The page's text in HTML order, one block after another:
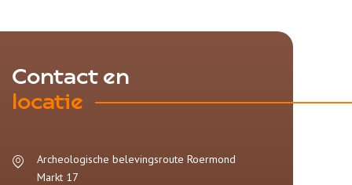
Contact en
locatie
Archeologische belevingsroute Roermond
Markt 17